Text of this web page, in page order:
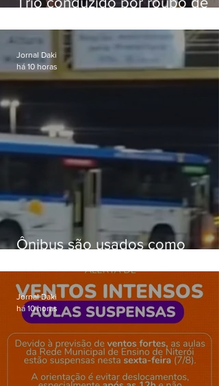
passagens
Ônibus são usados como
Gardênia Azul
Jornal Daki
há 10 horas
Jornal Daki
há 10 horas